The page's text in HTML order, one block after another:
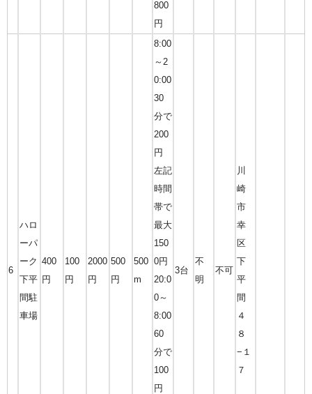
800
円
6
ハロ
ーパ
ーク
下平
間駐
車場
400
円
100
円
2000
円
500
円
500
m
8:00
～2
0:00
30
分で
200
円
左記
時間
帯で
最大
150
0円
20:0
0～
8:00
60
分で
100
円
3台
不
明
不可
川
崎
市
幸
区
下
平
間
４
８
−１
７